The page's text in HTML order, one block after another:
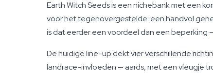
Earth Witch Seeds is een nichebank met een
voor het tegenovergestelde: een handvol
is dat eerder een voordeel dan een
De huidige line-up dekt vier verschillende
landrace-invloeden — aards, met een vleugje